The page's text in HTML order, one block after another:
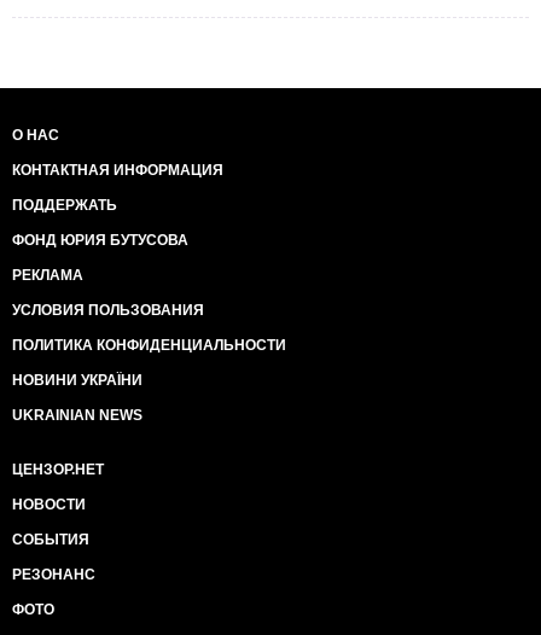
О НАС
КОНТАКТНАЯ ИНФОРМАЦИЯ
ПОДДЕРЖАТЬ
ФОНД ЮРИЯ БУТУСОВА
РЕКЛАМА
УСЛОВИЯ ПОЛЬЗОВАНИЯ
ПОЛИТИКА КОНФИДЕНЦИАЛЬНОСТИ
НОВИНИ УКРАЇНИ
UKRAINIAN NEWS
ЦЕНЗОР.НЕТ
НОВОСТИ
СОБЫТИЯ
РЕЗОНАНС
ФОТО